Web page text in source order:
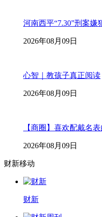
河南西平“7.30”刑案嫌
2026年08月09日
心智｜教孩子真正阅读
2026年08月09日
【商圈】喜欢配戴名
2026年08月09日
财新移动
财新